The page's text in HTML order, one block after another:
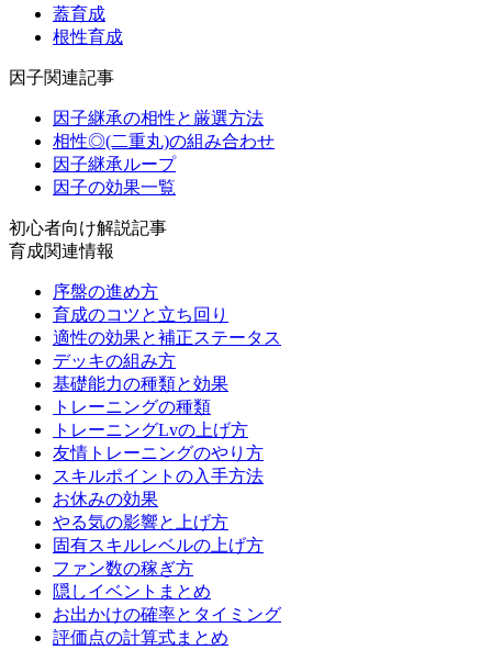
蓋育成
根性育成
因子関連記事
因子継承の相性と厳選方法
相性◎(二重丸)の組み合わせ
因子継承ループ
因子の効果一覧
初心者向け解説記事
育成関連情報
序盤の進め方
育成のコツと立ち回り
適性の効果と補正ステータス
デッキの組み方
基礎能力の種類と効果
トレーニングの種類
トレーニングLvの上げ方
友情トレーニングのやり方
スキルポイントの入手方法
お休みの効果
やる気の影響と上げ方
固有スキルレベルの上げ方
ファン数の稼ぎ方
隠しイベントまとめ
お出かけの確率とタイミング
評価点の計算式まとめ